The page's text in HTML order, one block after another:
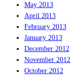
May 2013
April 2013
February 2013
January 2013
December 2012
November 2012
October 2012